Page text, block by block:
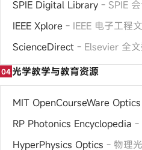
SPIE Digital Library - SPIE
IEEE Xplore - IEEE 电子工程
ScienceDirect - Elsevier 全
04光学教学与教育资源
MIT OpenCourseWare Optics
RP Photonics Encyclopedia -
HyperPhysics Optics - 物理